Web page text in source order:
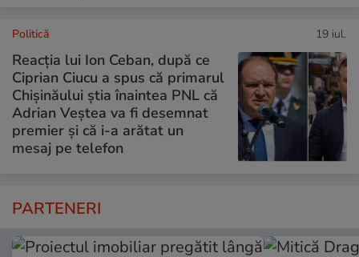
Politică 19 iul.
Reacția lui Ion Ceban, după ce
Ciprian Ciucu a spus că primarul
Chișinăului știa înaintea PNL că
Adrian Veștea va fi desemnat
premier și că i-a arătat un
mesaj pe telefon
PARTENERI